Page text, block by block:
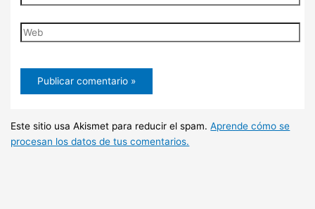
electrónico*
Web
Este sitio usa Akismet para reducir el spam.Aprende cómo se
procesan los datos de tus comentarios.